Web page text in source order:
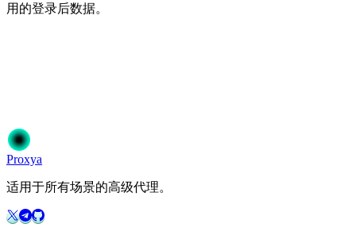
用的登录后数据。
开始使用
Proxya
适用于所有场景的高级代理。